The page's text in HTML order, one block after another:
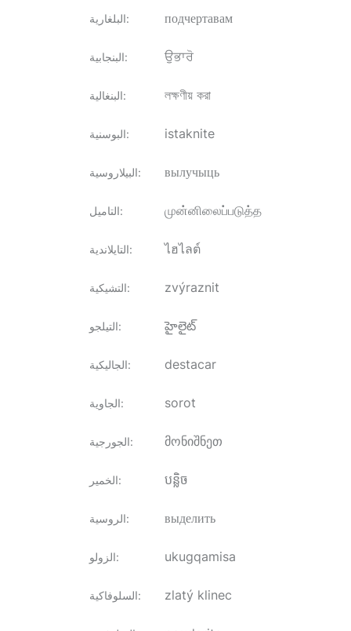
البلغارية: подчертавам
البنجابية: ਉਭਾਰੋ
البنغالية: লক্ষণীয় করা
البوسنية: istaknite
البيلاروسية: вылучыць
التاميل: முன்னிலைப்படுத்த
التايلاندية: ไฮไลต์
التشيكية: zvýraznit
التيلجو: హైలైట్
الجاليكية: destacar
الجاوية: sorot
الجورجية: მონიშნეთ
الخمير: បន្លិច
الروسية: выделить
الزولو: ukugqamisa
السلوفاكية: zlatý klinec